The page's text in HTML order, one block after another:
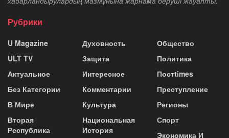
Рубрики
U Magazine
ULT TV
Актуальное
Без Категории
В Мире
Вторая
Республика
Духовность
Защита
Интересное
Комментарии
Культура
Национальная
История
Общество
Политика
Постtimes
Преступление
Регионы
Спорт
Экономика И